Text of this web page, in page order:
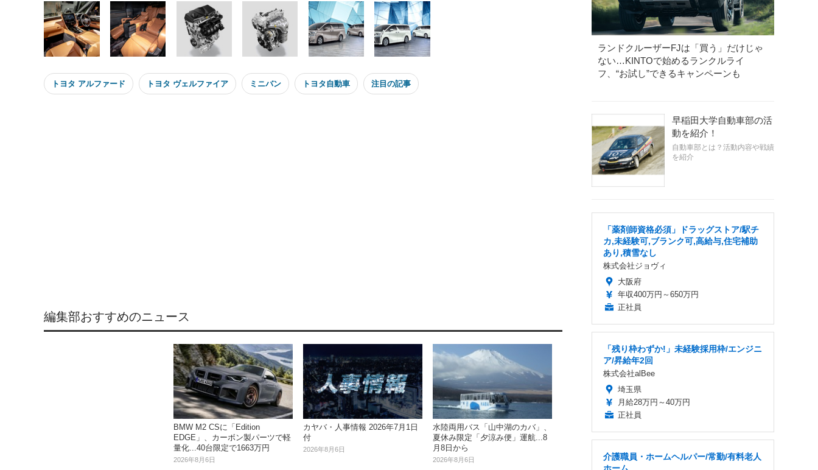
トヨタ アルファード トヨタ ヴェルファイア ミニバン トヨタ自動車 注目の記事
編集部おすすめのニュース
BMW M2 CSに「Edition
EDGE」、カーボン製パーツで軽
量化...40台限定で1663万円
2026年8月6日
カヤバ・人事情報 2026年7月1日
付
2026年8月6日
水陸両用バス「山中湖のカバ」、
夏休み限定「夕涼み便」運航...8
月8日から
2026年8月6日
ランドクルーザーFJは「買う」だけじゃ
ない…KINTOで始めるランクルライ
フ、“お試し”できるキャンペーンも
早稲田大学自動車部の活
動を紹介！
自動車部とは？活動内容や戦績
を紹介
「薬剤師資格必須」ドラッグストア/駅チ
カ,未経験可,ブランク可,高給与,住宅補助
あり,積雪なし
株式会社ジョヴィ
大阪府
年収400万円～650万円
正社員
「残り枠わずか!」未経験採用枠/エンジニ
ア/昇給年2回
株式会社alBee
埼玉県
月給28万円～40万円
正社員
介護職員・ホームヘルパー/常勤/有料老人